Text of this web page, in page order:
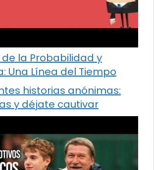
de la Probabilidad y
Una Línea del Tiempo
historias anónimas:
y déjate cautivar